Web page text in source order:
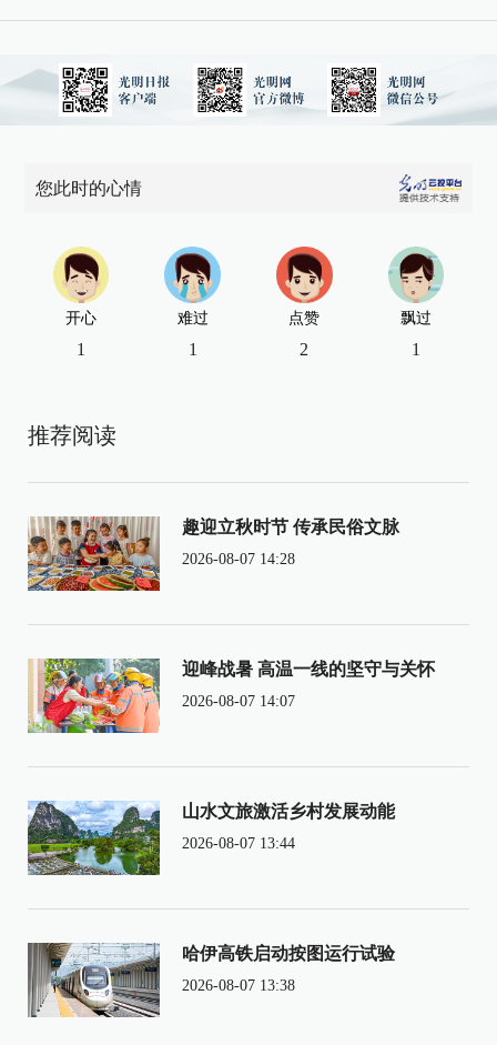
您此时的心情
开心
1
难过
1
点赞
2
飘过
1
推荐阅读
趣迎立秋时节 传承民俗文脉
2026-08-07 14:28
迎峰战暑 高温一线的坚守与关怀
2026-08-07 14:07
山水文旅激活乡村发展动能
2026-08-07 13:44
哈伊高铁启动按图运行试验
2026-08-07 13:38